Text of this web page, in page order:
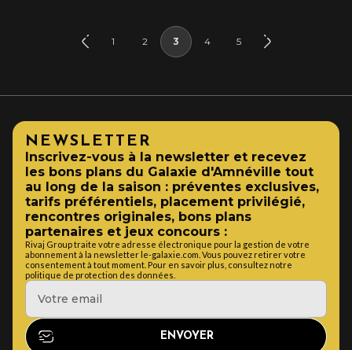
1 2 3 4 5
NEWSLETTER
Inscrivez-vous à la newsletter et recevez
les bons plans du Galaxie d'Amnéville tout
au long de la saison : préventes exclusives,
tarifs préférentiels, placement privilégié,
rencontres originales, bons plans
partenaires et jeux concours :
Rivaj Group traite votre adresse électronique pour la gestion de votre
abonnement à la newsletter le-galaxie.com. Vous pouvez retirer votre
consentement à tout moment. Pour en savoir plus, consultez notre
politique de protection des données.